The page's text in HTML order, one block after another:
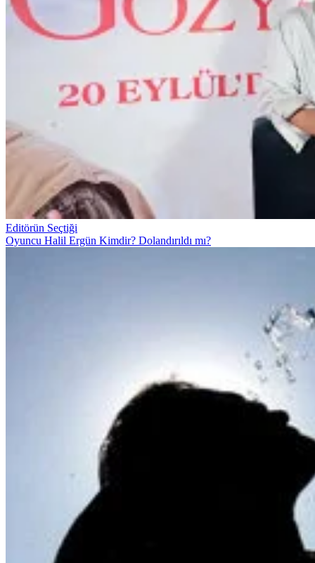
Editörün Seçtiği
Oyuncu Halil Ergün Kimdir? Dolandırıldı mı?